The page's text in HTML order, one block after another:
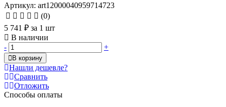
Артикул: art12000040959714723
(0)
5 741 ₽ за 1 шт
В наличии
-
+
В корзину
Нашли дешевле?
Сравнить
Отложить
Способы оплаты